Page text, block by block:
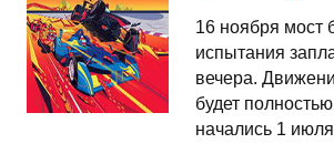
16 ноября мост
испытания
вечера.
будет
начались 1